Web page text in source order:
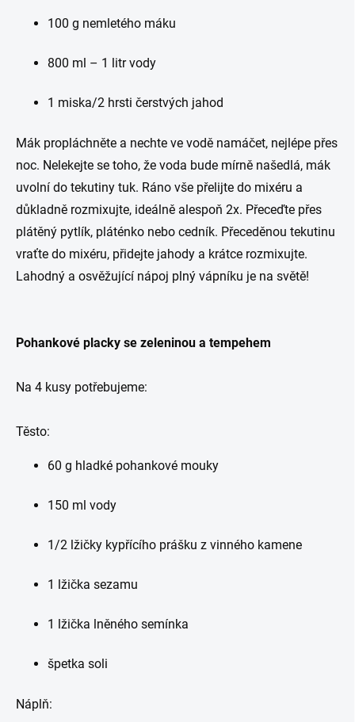
100 g nemletého máku
800 ml – 1 litr vody
1 miska/2 hrsti čerstvých jahod
Mák propláchněte a nechte ve vodě namáčet, nejlépe přes
noc. Nelekejte se toho, že voda bude mírně našedlá, mák
uvolní do tekutiny tuk. Ráno vše přelijte do mixéru a
důkladně rozmixujte, ideálně alespoň 2x. Přeceďte přes
plátěný pytlík, pláténko nebo cedník. Přeceděnou tekutinu
vraťte do mixéru, přidejte jahody a krátce rozmixujte.
Lahodný a osvěžující nápoj plný vápníku je na světě!
Pohankové placky se zeleninou a tempehem
Na 4 kusy potřebujeme:
Těsto:
60 g hladké pohankové mouky
150 ml vody
1/2 lžičky kypřícího prášku z vinného kamene
1 lžička sezamu
1 lžička lněného semínka
špetka soli
Náplň: